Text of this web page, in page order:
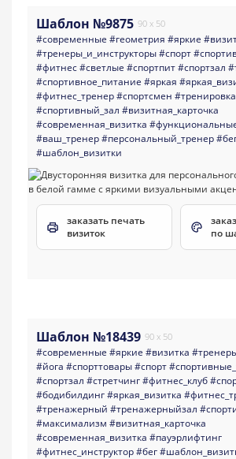
Шаблон №9875 90 x 50
#современные #геометрия #яркие
#тренеры_и_инструкторы#спорт
#фитнес#светлые #спортпит#спортзал
#спортивное_питание #яркая
#фитнес_тренер#спортсмен #тренировка
#спортивный_зал #визитная_карточка
#современная_визитка
#ваш_тренер#персональный_тренер
#шаблон_визитки
заказать печать
визиток
по
Шаблон №18439 90 x 50
#современные #яркие #визитка
#йога #спорттовары#спорт
#спортзал #стретчинг#фитнес_клуб
#бодибилдинг#яркая_визитка
#тренажерный #тренажерныйзал
#максимализм #визитная_карточка
#современная_визитка #пауэрлифтинг
#фитнес_инструктор#бег